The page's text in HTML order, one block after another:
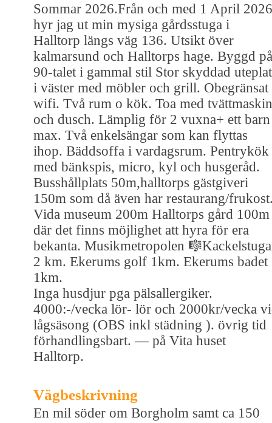
Sommar 2026.Från och med 1 April 2026
hyr jag ut min mysiga gårdsstuga i
Halltorp längs väg 136. Utsikt över
kalmarsund och Halltorps hage. Byggd på
90-talet i gammal stil Stor skyddad
i väster med möbler och grill. Obegränsat
wifi. Två rum o kök. Toa med tvättmaskin
och dusch. Lämplig för 2 vuxna+ ett barn
max. Två enkelsängar som kan flyttas
ihop. Bäddsoffa i vardagsrum. Pentrykök
med bänkspis, micro, kyl och husgeråd.
Busshållplats 50m,halltorps gästgiveri
150m som då även har restaurang/
Vida museum 200m Halltorps gård 100m
där det finns möjlighet att hyra för era
bekanta. Musikmetropolen
2 km. Ekerums golf 1km. Ekerums badet
1km.
Inga husdjur pga pälsallergiker.
4000:-/vecka lör- lör och 2000kr/vecka
lågsäsong (OBS inkl städning ). övrig tid
förhandlingsbart. — på Vita huset
Halltorp.
Vägbeskrivning
En mil söder om Borgholm samt ca 150